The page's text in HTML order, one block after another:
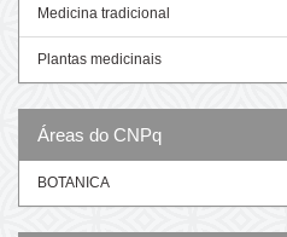
Medicina tradicional
Plantas medicinais
Áreas do CNPq
BOTANICA